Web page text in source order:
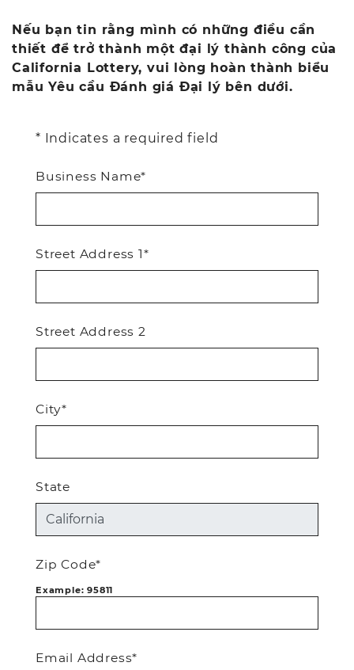
Nếu bạn tin rằng mình có những điều cần
thiết để trở thành một đại lý thành công của
California Lottery, vui lòng hoàn thành biểu
mẫu Yêu cầu Đánh giá Đại lý bên dưới.
* Indicates a required field
Business Name*
Street Address 1*
Street Address 2
City*
State
Zip Code*
Example: 95811
Email Address*